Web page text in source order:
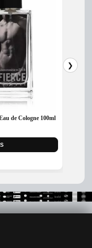
de Cologne 100ml
❯